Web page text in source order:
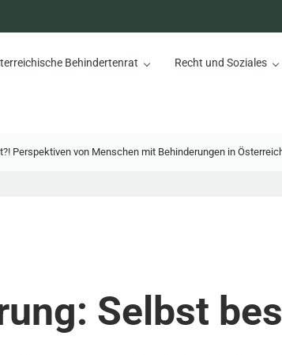
Behindertenrat Recht und Soziales
Perspektiven von Menschen mit Behinderungen in
Selbst